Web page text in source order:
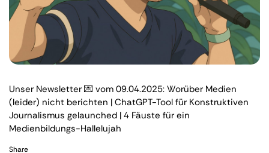
Unser Newsletter 💌 vom 09.04.2025: Worüber Medien
(leider) nicht berichten | ChatGPT-Tool für Konstruktiven
Journalismus gelaunched | 4 Fäuste für ein
Medienbildungs-Hallelujah
Share